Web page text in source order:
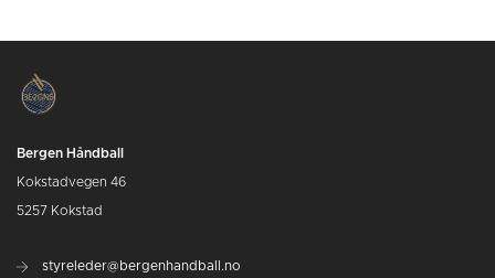
Bergen Håndball
Kokstadvegen 46
5257 Kokstad
styreleder@bergenhandball.no